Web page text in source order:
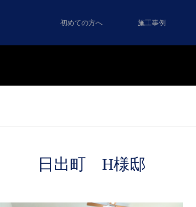
初めての方へ 施工事例
日出町 H様邸